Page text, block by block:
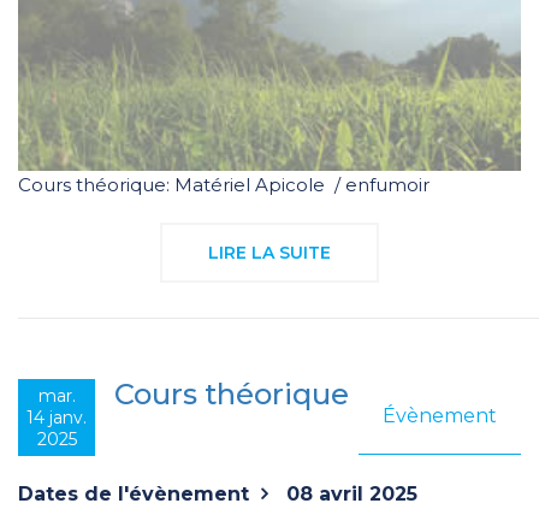
Cours théorique: Matériel Apicole / enfumoir
LIRE LA SUITE
mar.
14 janv.
2025
Évènement
Cours théorique
Dates de l'évènement 08 avril 2025